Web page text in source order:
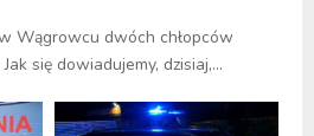
Wągrowcu dwóch chłopców
się dowiadujemy, dzisiaj,...